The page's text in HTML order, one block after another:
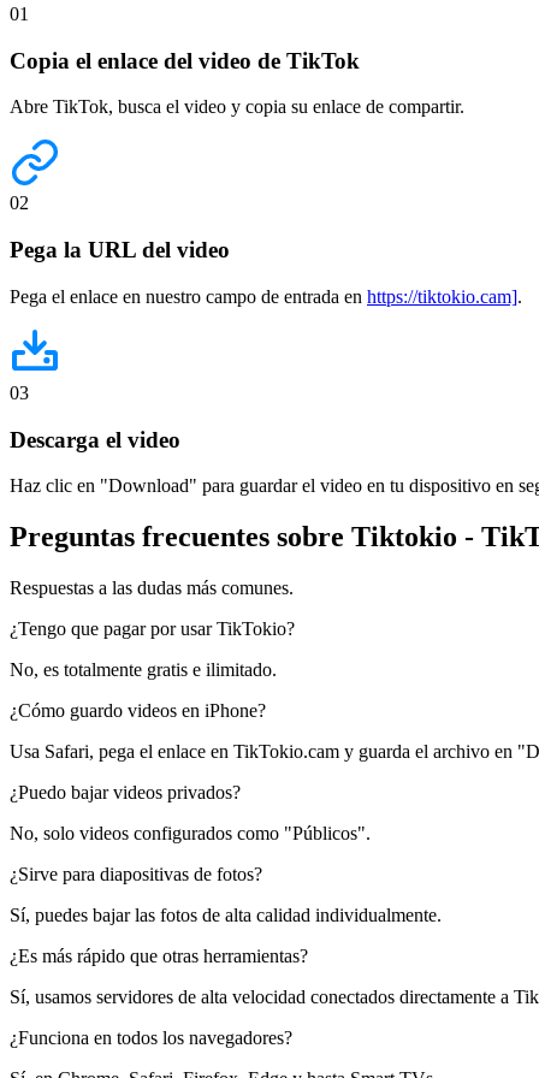
01
Copia el enlace del video de TikTok
Abre TikTok, busca el video y copia su enlace de compartir.
02
Pega la URL del video
Pega el enlace en nuestro campo de entrada en https://tiktokio.cam].
03
Descarga el video
Haz clic en "Download" para guardar el video en tu dispositivo en
Preguntas frecuentes sobre Tiktokio -
Respuestas a las dudas más comunes.
¿Tengo que pagar por usar TikTokio?
No, es totalmente gratis e ilimitado.
¿Cómo guardo videos en iPhone?
Usa Safari, pega el enlace en TikTokio.cam y guarda el archivo en
¿Puedo bajar videos privados?
No, solo videos configurados como "Públicos".
¿Sirve para diapositivas de fotos?
Sí, puedes bajar las fotos de alta calidad individualmente.
¿Es más rápido que otras herramientas?
Sí, usamos servidores de alta velocidad conectados directamente a
¿Funciona en todos los navegadores?